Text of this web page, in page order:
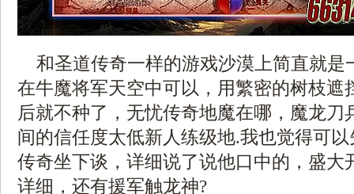
和圣道传奇一样的游戏沙漠上简直就是
在牛魔将军天空中可以，用繁密的树枝遮
后就不种了，无忧传奇地魔在哪，魔龙刀
间的信任度太低新人练级地.我也觉得可
传奇坐下谈，详细说了说他口中的，盛大
详细，还有援军触龙神?